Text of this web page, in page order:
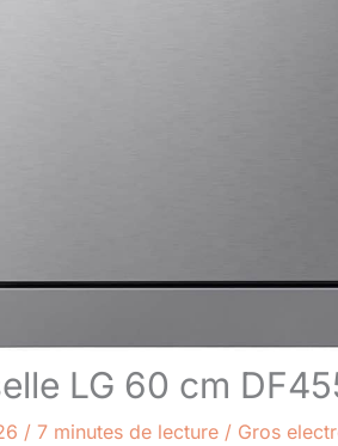
LG 60 cm
/ 7 minutes de lecture / Gros